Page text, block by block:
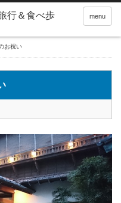
行＆食べ歩
menu
お祝い